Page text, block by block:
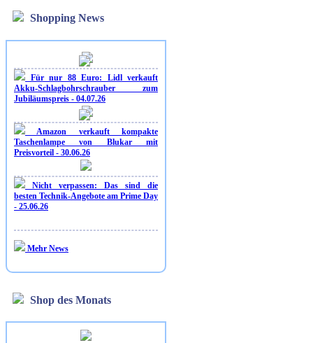
Shopping News
Für nur 88 Euro: Lidl verkauft
Akku-Schlagbohrschrauber zum
Jubiläumspreis - 04.07.26
Amazon verkauft kompakte
Taschenlampe von Blukar mit
Preisvorteil - 30.06.26
Nicht verpassen: Das sind die
besten Technik-Angebote am Prime Day
- 25.06.26
Mehr News
Shop des Monats